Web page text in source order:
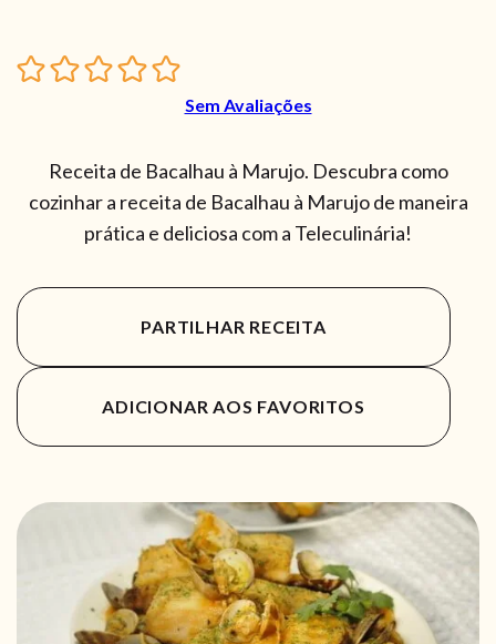
Sem Avaliações
Receita de Bacalhau à Marujo. Descubra como
cozinhar a receita de Bacalhau à Marujo de maneira
prática e deliciosa com a Teleculinária!
PARTILHAR RECEITA
ADICIONAR AOS FAVORITOS